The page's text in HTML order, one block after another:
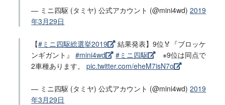
— ミニ四駆 (タミヤ) 公式アカウント (@mini4wd)2019
年3月29日
【#ミニ四駆総選挙2019
結果発表】9位🏅『ブロッケ
ンギガント』#mini4wd #ミニ四駆
※9位は同点で
2車種あります。pic.twitter.com/eheM7isN7o
— ミニ四駆 (タミヤ) 公式アカウント (@mini4wd)2019
年3月29日